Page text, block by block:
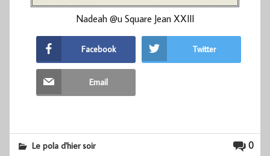
Nadeah @u Square Jean XXIII
Facebook Twitter
Email
0
Le pola d'hier soir